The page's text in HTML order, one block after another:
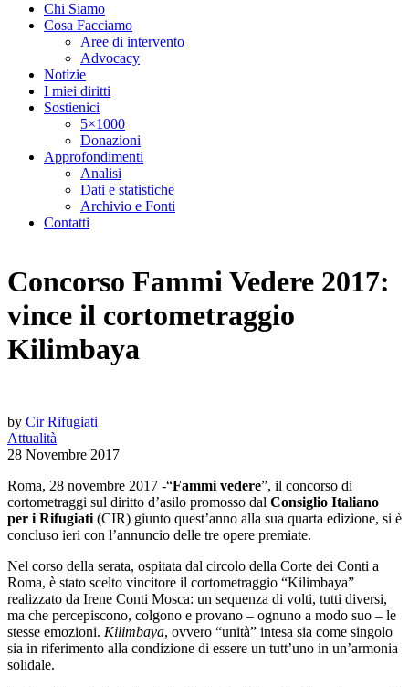
Chi Siamo
Cosa Facciamo
Aree di intervento
Advocacy
Notizie
I miei diritti
Sostienici
5×1000
Donazioni
Approfondimenti
Analisi
Dati e statistiche
Archivio e Fonti
Contatti
Concorso Fammi Vedere 2017:
vince il cortometraggio
Kilimbaya
by Cir Rifugiati
Attualità
28 Novembre 2017
Roma, 28 novembre 2017 -“Fammi vedere”, il concorso di
cortometraggi sul diritto d’asilo promosso dal Consiglio Italiano
per i Rifugiati (CIR) giunto quest’anno alla sua quarta edizione, si è
concluso ieri con l’annuncio delle tre opere premiate.
Nel corso della serata, ospitata dal circolo della Corte dei Conti a
Roma, è stato scelto vincitore il cortometraggio “Kilimbaya”
realizzato da Irene Conti Mosca: un sequenza di volti, tutti diversi,
ma che percepiscono, colgono e provano – ognuno a modo suo – le
stesse emozioni. Kilimbaya, ovvero “unità” intesa sia come singolo
sia in riferimento alla condizione di essere un tutt’uno in un’armonia
solidale.